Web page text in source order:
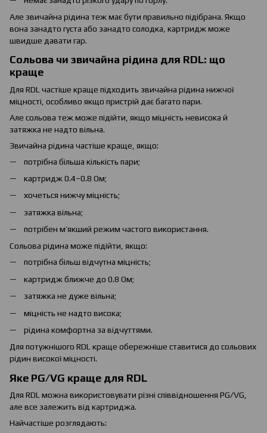
Але звичайна рідина теж має бути правильно підібрана. Якщо
вона занадто густа або занадто солодка, картридж може
швидше давати гар.
Сольова чи звичайна рідина для RDL: що
краще
Для RDL частіше краще підходить звичайна рідина нижчої
міцності, особливо якщо пристрій дає багато пари.
Але сольова теж може підійти, якщо міцність невисока й
затяжка не надто вільна.
Звичайна рідина частіше краще, якщо:
потрібна більша кількість пари;
картридж 0.4–0.8 Ом;
хочеться нижчу міцність;
затяжка вільна;
потрібен м’якший режим частого використання.
Сольова рідина може підійти, якщо:
потрібна більш відчутна міцність;
картридж ближче до 0.8 Ом;
затяжка не дуже вільна;
міцність не надто висока;
рідина комфортна за відчуттями.
Для потужнішого RDL краще обережніше ставитися до сольових
рідин високої міцності.
Яке PG/VG краще для RDL
Для RDL можна використовувати різні співвідношення PG/VG,
але все залежить від картриджа.
Найчастіше розглядають: